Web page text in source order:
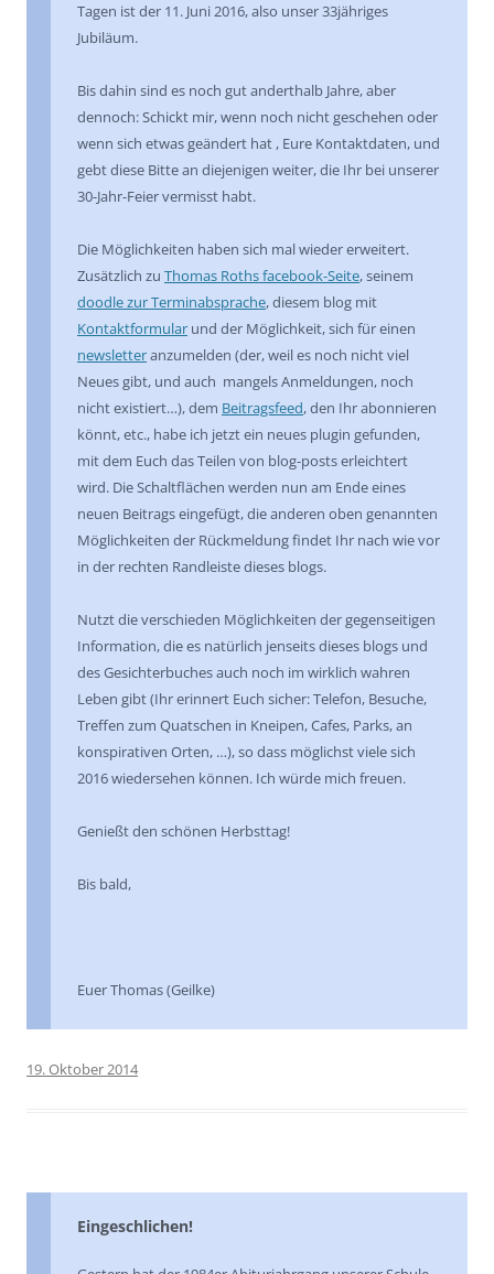
Tagen ist der 11. Juni 2016, also unser 33jähriges
Jubiläum.
Bis dahin sind es noch gut anderthalb Jahre, aber
dennoch: Schickt mir, wenn noch nicht geschehen oder
wenn sich etwas geändert hat , Eure Kontaktdaten, und
gebt diese Bitte an diejenigen weiter, die Ihr bei unserer
30-Jahr-Feier vermisst habt.
Die Möglichkeiten haben sich mal wieder erweitert.
Zusätzlich zu Thomas Roths facebook-Seite, seinem
doodle zur Terminabsprache, diesem blog mit
Kontaktformular und der Möglichkeit, sich für einen
newsletteranzumelden (der, weil es noch nicht viel
Neues gibt, und auch mangels Anmeldungen, noch
nicht existiert…), dem Beitragsfeed, den Ihr abonnieren
könnt, etc., habe ich jetzt ein neues plugin gefunden,
mit dem Euch das Teilen von blog-posts erleichtert
wird. Die Schaltflächen werden nun am Ende eines
neuen Beitrags eingefügt, die anderen oben genannten
Möglichkeiten der Rückmeldung findet Ihr nach wie vor
in der rechten Randleiste dieses blogs.
Nutzt die verschieden Möglichkeiten der gegenseitigen
Information, die es natürlich jenseits dieses blogs und
des Gesichterbuches auch noch im wirklich wahren
Leben gibt (Ihr erinnert Euch sicher: Telefon, Besuche,
Treffen zum Quatschen in Kneipen, Cafes, Parks, an
konspirativen Orten, …), so dass möglichst viele sich
2016 wiedersehen können. Ich würde mich freuen.
Genießt den schönen Herbsttag!
Bis bald,
Euer Thomas (Geilke)
19. Oktober 2014
Eingeschlichen!